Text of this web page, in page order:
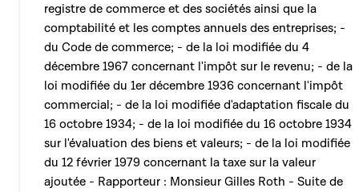
registre de commerce et des sociétés ainsi que la
comptabilité et les comptes annuels des entreprises; -
du Code de commerce; - de la loi modifiée du 4
décembre 1967 concernant l'impôt sur le revenu; - de la
loi modifiée du 1er décembre 1936 concernant l'impôt
commercial; - de la loi modifiée d'adaptation fiscale du
16 octobre 1934; - de la loi modifiée du 16 octobre 1934
sur l'évaluation des biens et valeurs; - de la loi modifiée
du 12 février 1979 concernant la taxe sur la valeur
ajoutée - Rapporteur : Monsieur Gilles Roth - Suite de